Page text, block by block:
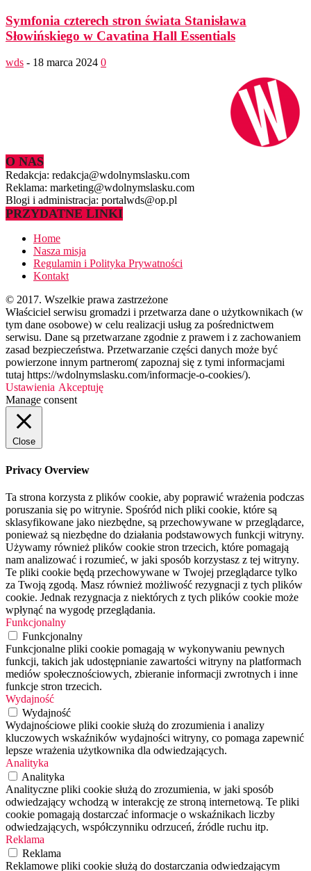
Symfonia czterech stron świata Stanisława
Słowińskiego w Cavatina Hall Essentials
wds - 18 marca 2024 0
O NAS
Redakcja: redakcja@wdolnymslasku.com
Reklama: marketing@wdolnymslasku.com
Blogi i administracja: portalwds@op.pl
PRZYDATNE LINKI
Home
Nasza misja
Regulamin i Polityka Prywatności
Kontakt
© 2017. Wszelkie prawa zastrzeżone
Właściciel serwisu gromadzi i przetwarza dane o użytkownikach (w
tym dane osobowe) w celu realizacji usług za pośrednictwem
serwisu. Dane są przetwarzane zgodnie z prawem i z zachowaniem
zasad bezpieczeństwa. Przetwarzanie części danych może być
powierzone innym partnerom( zapoznaj się z tymi informacjami
tutaj https://wdolnymslasku.com/informacje-o-cookies/).
Ustawienia Akceptuję
Manage consent
Close
Privacy Overview
Ta strona korzysta z plików cookie, aby poprawić wrażenia podczas
poruszania się po witrynie. Spośród nich pliki cookie, które są
sklasyfikowane jako niezbędne, są przechowywane w przeglądarce,
ponieważ są niezbędne do działania podstawowych funkcji witryny.
Używamy również plików cookie stron trzecich, które pomagają
nam analizować i rozumieć, w jaki sposób korzystasz z tej witryny.
Te pliki cookie będą przechowywane w Twojej przeglądarce tylko
za Twoją zgodą. Masz również możliwość rezygnacji z tych plików
cookie. Jednak rezygnacja z niektórych z tych plików cookie może
wpłynąć na wygodę przeglądania.
Funkcjonalny
Funkcjonalny
Funkcjonalne pliki cookie pomagają w wykonywaniu pewnych
funkcji, takich jak udostępnianie zawartości witryny na platformach
mediów społecznościowych, zbieranie informacji zwrotnych i inne
funkcje stron trzecich.
Wydajność
Wydajność
Wydajnościowe pliki cookie służą do zrozumienia i analizy
kluczowych wskaźników wydajności witryny, co pomaga zapewnić
lepsze wrażenia użytkownika dla odwiedzających.
Analityka
Analityka
Analityczne pliki cookie służą do zrozumienia, w jaki sposób
odwiedzający wchodzą w interakcję ze stroną internetową. Te pliki
cookie pomagają dostarczać informacje o wskaźnikach liczby
odwiedzających, współczynniku odrzuceń, źródle ruchu itp.
Reklama
Reklama
Reklamowe pliki cookie służą do dostarczania odwiedzającym